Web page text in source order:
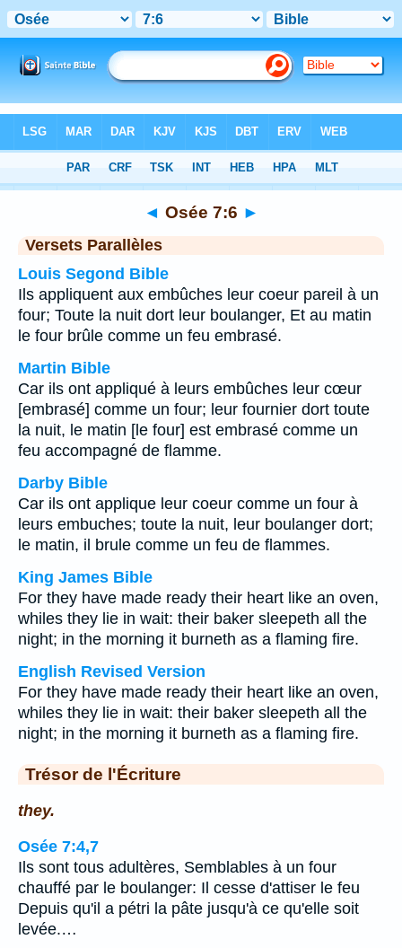
Chapitre 7> Verset 6
◄ Osée 7:6 ►
Versets Parallèles
Louis Segond Bible
Ils appliquent aux embûches leur coeur pareil à un
four; Toute la nuit dort leur boulanger, Et au matin
le four brûle comme un feu embrasé.
Martin Bible
Car ils ont appliqué à leurs embûches leur cœur
[embrasé] comme un four; leur fournier dort toute
la nuit, le matin [le four] est embrasé comme un
feu accompagné de flamme.
Darby Bible
Car ils ont applique leur coeur comme un four à
leurs embuches; toute la nuit, leur boulanger dort;
le matin, il brule comme un feu de flammes.
King James Bible
For they have made ready their heart like an oven,
whiles they lie in wait: their baker sleepeth all the
night; in the morning it burneth as a flaming fire.
English Revised Version
For they have made ready their heart like an oven,
whiles they lie in wait: their baker sleepeth all the
night; in the morning it burneth as a flaming fire.
Trésor de l'Écriture
they.
Osée 7:4,7
Ils sont tous adultères, Semblables à un four
chauffé par le boulanger: Il cesse d'attiser le feu
Depuis qu'il a pétri la pâte jusqu'à ce qu'elle soit
levée.…